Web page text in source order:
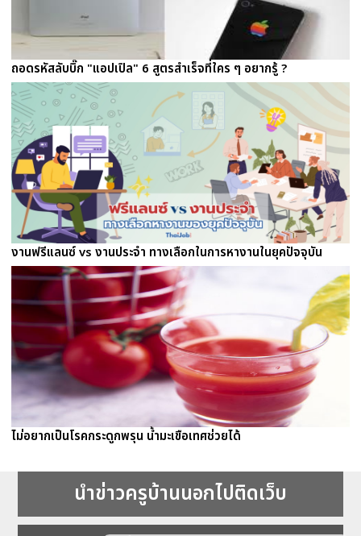
ถอดรหัสลับบิ๊ก "แอปเปิล" 6 สูตรสำเร็จที่ใคร ๆ อยากรู้ ?
งานฟรีแลนซ์ vs งานประจำ ทางเลือกในการหางานในยุคปัจจุบัน
ไม่อยากเป็นโรคกระดูกพรุน น้ำมะเขือเทศช่วยได้
นำข่าวครูบ้านนอกไปติดเว็บ